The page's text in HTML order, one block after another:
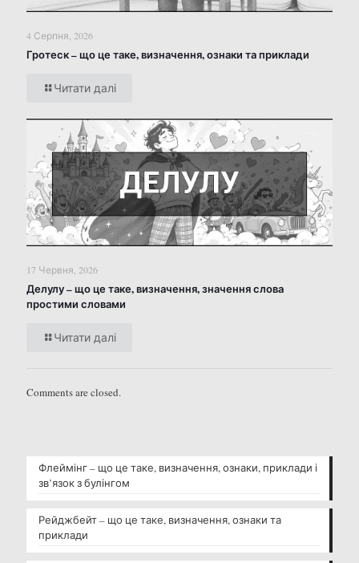
4 Серпня, 2026
Гротеск – що це таке, визначення, ознаки та приклади
Читати далі
17 Червня, 2026
Делулу – що це таке, визначення, значення слова
простими словами
Читати далі
Comments are closed.
Флеймінг – що це таке, визначення, ознаки, приклади і
зв’язок з булінгом
Рейджбейт – що це таке, визначення, ознаки та
приклади